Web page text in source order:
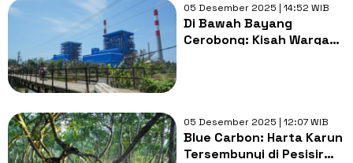
05 Desember 2025 | 14:52 WIB
Di Bawah Bayang
Cerobong: Kisah Warga
05 Desember 2025 | 12:07 WIB
Blue Carbon: Harta Karun
Tersembunyi di Pesisir